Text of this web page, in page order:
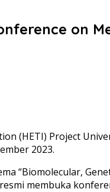
on
(HETI) Project
2023.
“Biomolecular,
membuka